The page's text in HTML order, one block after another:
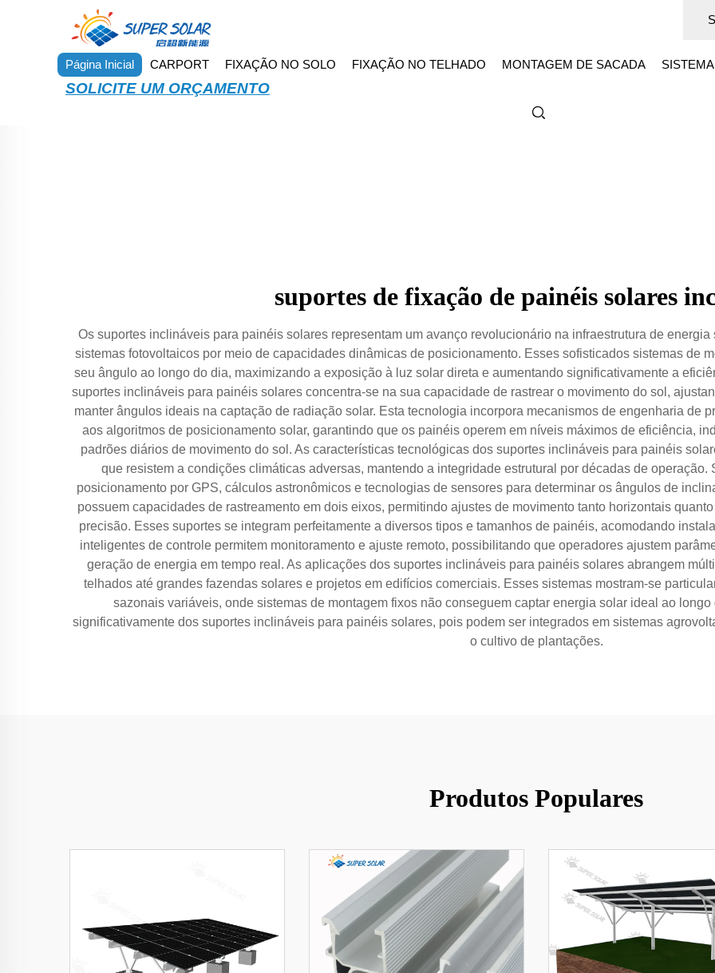
Página Inicial CARPORT FIXAÇÃO NO SOLO FIXAÇÃO NO TELHADO MONTAGEM DE SACADA
SOLICITE UM ORÇAMENTO
suportes de fixação de painéis solares
Os suportes inclináveis para painéis solares representam um avanço revolucionário na infraestrutura de
sistemas fotovoltaicos por meio de capacidades dinâmicas de posicionamento. Esses sofisticados sistemas de
seu ângulo ao longo do dia, maximizando a exposição à luz solar direta e aumentando significativamente a
suportes inclináveis para painéis solares concentra-se na sua capacidade de rastrear o movimento do sol,
manter ângulos ideais na captação de radiação solar. Esta tecnologia incorpora mecanismos de engenharia de
aos algoritmos de posicionamento solar, garantindo que os painéis operem em níveis máximos de eficiência,
padrões diários de movimento do sol. As características tecnológicas dos suportes inclináveis para painéis
que resistem a condições climáticas adversas, mantendo a integridade estrutural por décadas de
posicionamento por GPS, cálculos astronômicos e tecnologias de sensores para determinar os ângulos de
possuem capacidades de rastreamento em dois eixos, permitindo ajustes de movimento tanto horizontais
precisão. Esses suportes se integram perfeitamente a diversos tipos e tamanhos de painéis, acomodando
inteligentes de controle permitem monitoramento e ajuste remoto, possibilitando que operadores ajustem
geração de energia em tempo real. As aplicações dos suportes inclináveis para painéis solares abrangem
telhados até grandes fazendas solares e projetos em edifícios comerciais. Esses sistemas mostram-se
sazonais variáveis, onde sistemas de montagem fixos não conseguem captar energia solar ideal ao
significativamente dos suportes inclináveis para painéis solares, pois podem ser integrados em sistemas
o cultivo de plantações.
Produtos Populares